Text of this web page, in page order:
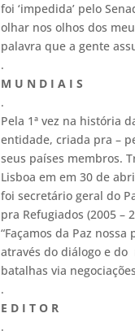
foi ‘impedida’ pelo
olhar nos olhos dos
palavra que a gente
.
M U N D I A I S
.
Pela 1ª vez na história
entidade, criada pra –
seus países membros.
Lisboa em em 30 de
foi secretário geral do
pra Refugiados (2005 –
“Façamos da Paz
através do diálogo e
batalhas via
.
E D I T O R
.